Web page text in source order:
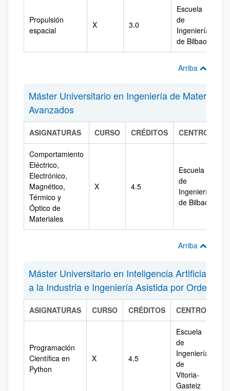
Propulsión
espacial
X 3.0
Escuela
de
Ingeniería
de Bilbao
Arriba
Máster Universitario en Ingeniería de Materiales
Avanzados
ASIGNATURAS CURSO CRÉDITOS CENTRO
Comportamiento
Eléctrico,
Electrónico,
Magnético,
Térmico y
Óptico de
Materiales
X 4.5
Escuela
de
Ingeniería
de Bilbao
Arriba
Máster Universitario en Inteligencia Artificial
a la Industria e Ingeniería Asistida por Ordenador
ASIGNATURAS CURSO CRÉDITOS CENTRO
Programación
Científica en
Python
X 4.5
Escuela
de
Ingeniería
de
Vitoria-
Gasteiz